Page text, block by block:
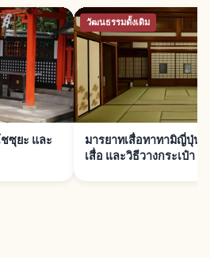
ซุยะ และ
วัฒนธรรมดั้งเดิม
มารยาทเสื่อทาทามิญี่ปุ่น:
เสื่อ และวิธีวางกระเป๋า